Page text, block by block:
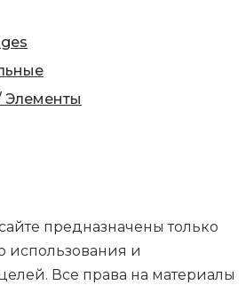
Элементы
предназначены только
использования и
Все права на материалы